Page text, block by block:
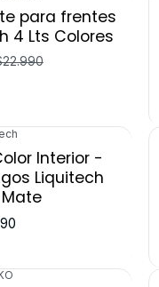
para frentes
4 Lts Colores
Interior -
Liquitech